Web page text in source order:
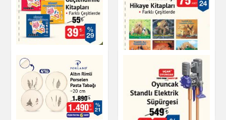
Dikkat Güçlendirme
Kitapları
Kitap & Dergi
Tombik Ayı Hikaye
Kitapları
Kitap & Dergi